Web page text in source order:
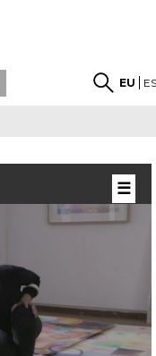
EU
☰